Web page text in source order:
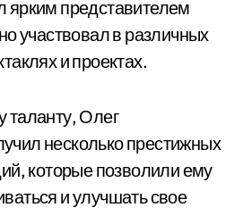
представителем
участвовал в различных
и проектах.
таланту, Олег
несколько престижных
которые позволили ему
и улучшать свое